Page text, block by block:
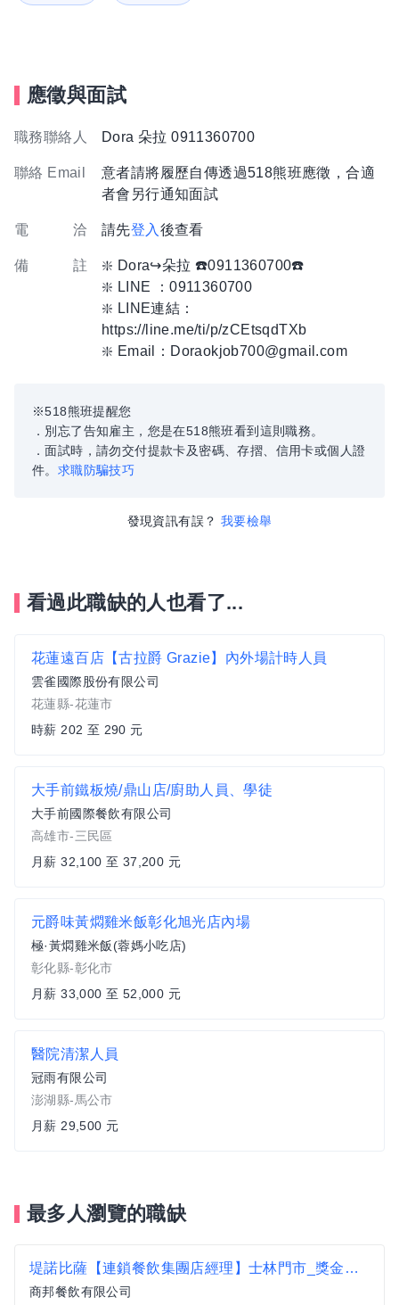
應徵與面試
職務聯絡人 Dora 朵拉 0911360700
聯絡 Email
意者請將履歷自傳透過518熊班應徵，合適
者會另行通知面試
電 洽 請先登入 後查看
備 註
❇️ Dora↪︎朵拉 ☎️0911360700☎️
❇️ LINE ：0911360700
❇️ LINE連結：
https://line.me/ti/p/zCEtsqdTXb
❇️ Email：Doraokjob700@gmail.com
※518熊班提醒您
．別忘了告知雇主，您是在518熊班看到這則職務。
．面試時，請勿交付提款卡及密碼、存摺、信用卡或個人證
件。 求職防騙技巧
發現資訊有誤？ 我要檢舉
看過此職缺的人也看了...
花蓮遠百店【古拉爵 Grazie】內外場計時人員
雲雀國際股份有限公司
花蓮縣-花蓮市
時薪 202 至 290 元
大手前鐵板燒/鼎山店/廚助人員、學徒
大手前國際餐飲有限公司
高雄市-三民區
月薪 32,100 至 37,200 元
元爵味黃燜雞米飯彰化旭光店內場
極·黃燜雞米飯(蓉媽小吃店)
彰化縣-彰化市
月薪 33,000 至 52,000 元
醫院清潔人員
冠雨有限公司
澎湖縣-馬公市
月薪 29,500 元
最多人瀏覽的職缺
堤諾比薩【連鎖餐飲集團店經理】士林門市_獎金另計 薪資45K到53K 供員餐
商邦餐飲有限公司